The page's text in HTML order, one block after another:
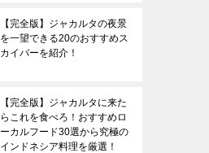
【完全版】ジャカルタの夜景
を一望できる20のおすすめス
カイバーを紹介！
【完全版】ジャカルタに来た
らこれを食べろ！おすすめロ
ーカルフード30選から究極の
インドネシア料理を厳選！